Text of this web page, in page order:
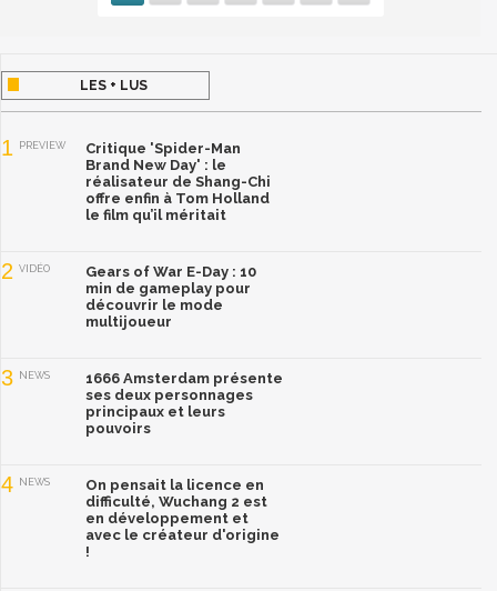
LES + LUS
1 PREVIEW
Critique 'Spider-Man
Brand New Day' : le
réalisateur de Shang-Chi
offre enfin à Tom Holland
le film qu’il méritait
2 VIDÉO
Gears of War E-Day : 10
min de gameplay pour
découvrir le mode
multijoueur
3 NEWS
1666 Amsterdam présente
ses deux personnages
principaux et leurs
pouvoirs
4 NEWS
On pensait la licence en
difficulté, Wuchang 2 est
en développement et
avec le créateur d'origine
!